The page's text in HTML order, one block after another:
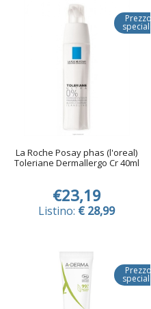
Prezzo
speciale
La Roche Posay phas (l'oreal)
Toleriane Dermallergo Cr 40ml
€23,19
Listino: € 28,99
Prezzo
speciale